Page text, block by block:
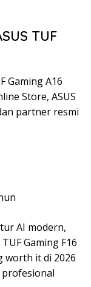
TUF
Gaming A16
Store, ASUS
partner resmi
AI modern,
Gaming F16
worth it di 2026